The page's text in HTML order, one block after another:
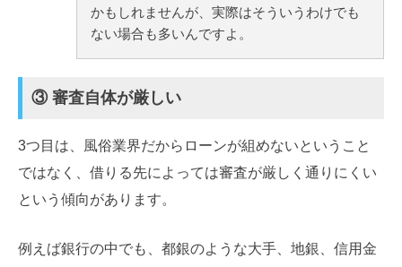
かもしれませんが、実際はそういうわけでも
ない場合も多いんですよ。
③ 審査自体が厳しい
3つ目は、風俗業界だからローンが組めないということ
ではなく、借りる先によっては審査が厳しく通りにくい
という傾向があります。
例えば銀行の中でも、都銀のような大手、地銀、信用金